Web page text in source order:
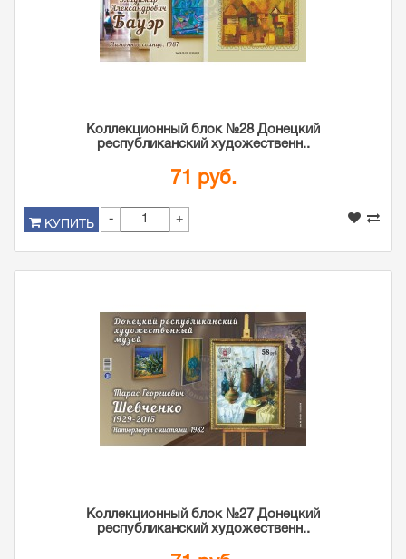
Коллекционный блок №28 Донецкий
республиканский художественн..
71 руб.
КУПИТЬ - +
Коллекционный блок №27 Донецкий
республиканский художественн..